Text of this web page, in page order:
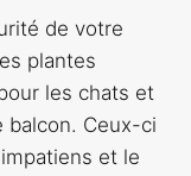
de votre
plantes
les chats et
balcon. Ceux-ci
et le